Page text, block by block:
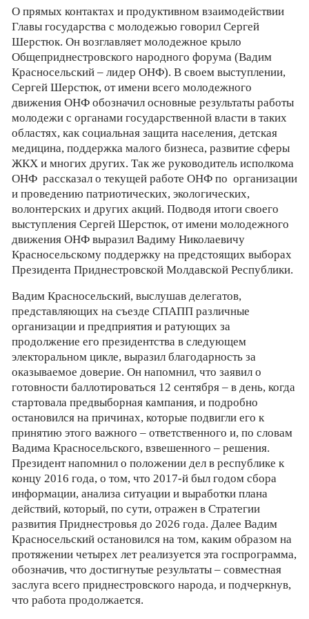
О прямых контактах и продуктивном взаимодействии
Главы государства с молодежью говорил Сергей
Шерстюк. Он возглавляет молодежное крыло
Общеприднестровского народного форума (Вадим
Красносельский – лидер ОНФ). В своем выступлении,
Сергей Шерстюк, от имени всего молодежного
движения ОНФ обозначил основные результаты работы
молодежи с органами государственной власти в таких
областях, как социальная защита населения, детская
медицина, поддержка малого бизнеса, развитие сферы
ЖКХ и многих других. Так же руководитель исполкома
ОНФ рассказал о текущей работе ОНФ по организации
и проведению патриотических, экологических,
волонтерских и других акций. Подводя итоги своего
выступления Сергей Шерстюк, от имени молодежного
движения ОНФ выразил Вадиму Николаевичу
Красносельскому поддержку на предстоящих выборах
Президента Приднестровской Молдавской Республики.
Вадим Красносельский, выслушав делегатов,
представляющих на съезде СПАПП различные
организации и предприятия и ратующих за
продолжение его президентства в следующем
электоральном цикле, выразил благодарность за
оказываемое доверие. Он напомнил, что заявил о
готовности баллотироваться 12 сентября – в день, когда
стартовала предвыборная кампания, и подробно
остановился на причинах, которые подвигли его к
принятию этого важного – ответственного и, по словам
Вадима Красносельского, взвешенного – решения.
Президент напомнил о положении дел в республике к
концу 2016 года, о том, что 2017-й был годом сбора
информации, анализа ситуации и выработки плана
действий, который, по сути, отражен в Стратегии
развития Приднестровья до 2026 года. Далее Вадим
Красносельский остановился на том, каким образом на
протяжении четырех лет реализуется эта госпрограмма,
обозначив, что достигнутые результаты – совместная
заслуга всего приднестровского народа, и подчеркнув,
что работа продолжается.